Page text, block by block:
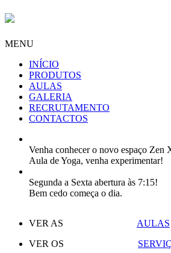
MENU
INÍCIO
PRODUTOS
AULAS
GALERIA
RECRUTAMENTO
CONTACTOS
Venha conhecer o novo espaço Zen
Aula de Yoga, venha experimentar!
Segunda a Sexta abertura às 7:15!
Bem cedo começa o dia.
VER AS
AULAS
VER OS